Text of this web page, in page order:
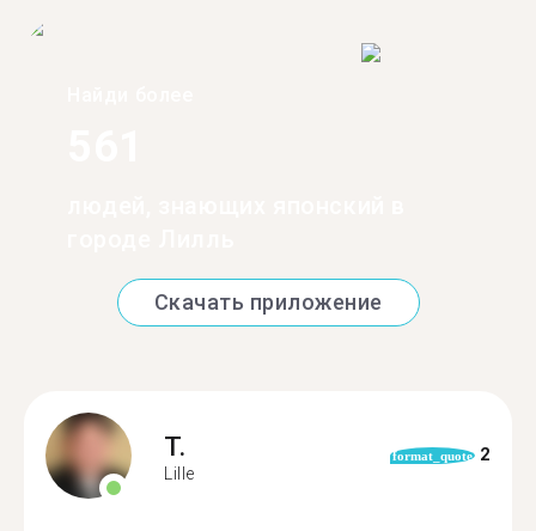
Скачать приложение
T.
Lille
format_quote 2